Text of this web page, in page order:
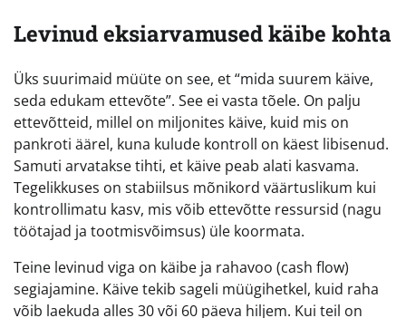
Levinud eksiarvamused käibe kohta
Üks suurimaid müüte on see, et “mida suurem käive,
seda edukam ettevõte”. See ei vasta tõele. On palju
ettevõtteid, millel on miljonites käive, kuid mis on
pankroti äärel, kuna kulude kontroll on käest libisenud.
Samuti arvatakse tihti, et käive peab alati kasvama.
Tegelikkuses on stabiilsus mõnikord väärtuslikum kui
kontrollimatu kasv, mis võib ettevõtte ressursid (nagu
töötajad ja tootmisvõimsus) üle koormata.
Teine levinud viga on käibe ja rahavoo (cash flow)
segiajamine. Käive tekib sageli müügihetkel, kuid raha
võib laekuda alles 30 või 60 päeva hiljem. Kui teil on